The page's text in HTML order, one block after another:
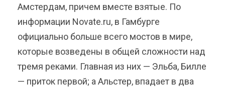
Амстердам, причем вместе взятые. По
информации Novate.ru, в Гамбурге
официально больше всего мостов в мире,
которые возведены в общей сложности над
тремя реками. Главная из них — Эльба, Билле
— приток первой; а Альстер, впадает в два